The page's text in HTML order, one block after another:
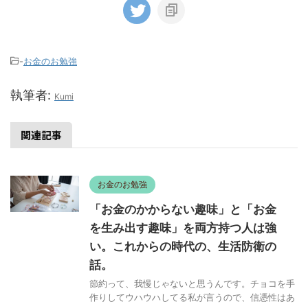
-お金のお勉強
執筆者: Kumi
関連記事
お金のお勉強
「お金のかからない趣味」と「お金
を生み出す趣味」を両方持つ人は強
い。これからの時代の、生活防衛の
話。
節約って、我慢じゃないと思うんです。チョコを手
作りしてウハウハしてる私が言うので、信憑性はあ